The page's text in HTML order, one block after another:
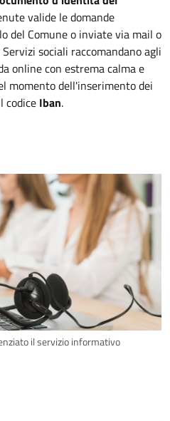
valide le domande
del Comune o inviate via mail o
sociali raccomandano agli
online con estrema calma e
momento dell'inserimento dei
codice Iban.
il servizio informativo